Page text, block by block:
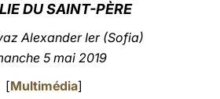
DU SAINT-PÈRE
Alexander Ier (Sofia)
5 mai 2019
[Multimédia]